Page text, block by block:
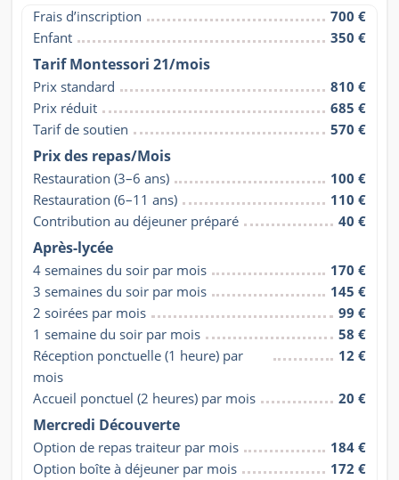
Frais d’inscription
700 €
Enfant
350 €
Tarif Montessori 21/mois
Prix standard
810 €
Prix réduit
685 €
Tarif de soutien
570 €
Prix des repas/Mois
Restauration (3–6 ans)
100 €
Restauration (6–11 ans)
110 €
Contribution au déjeuner préparé
40 €
Après-lycée
4 semaines du soir par mois
170 €
3 semaines du soir par mois
145 €
2 soirées par mois
99 €
1 semaine du soir par mois
58 €
Réception ponctuelle (1 heure) par
mois
12 €
Accueil ponctuel (2 heures) par mois 20 €
Mercredi Découverte
Option de repas traiteur par mois
184 €
Option boîte à déjeuner par mois
172 €